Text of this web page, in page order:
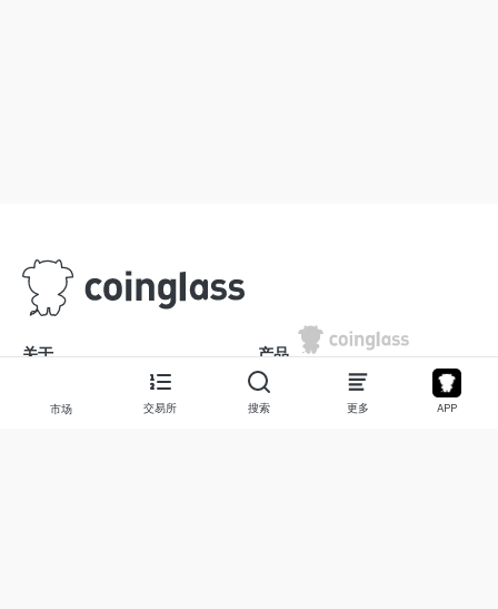
市场 交易所 搜索 更多 APP
关于
关于我们
产品
股票